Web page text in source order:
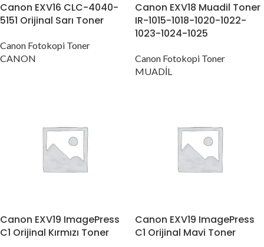
Canon EXV16 CLC-4040-
5151 Orijinal Sarı Toner
Canon Fotokopi Toner
CANON
Canon EXV18 Muadil Toner
IR-1015-1018-1020-1022-
1023-1024-1025
Canon Fotokopi Toner
MUADİL
Canon EXV19 ImagePress
C1 Orijinal Kırmızı Toner
Canon EXV19 ImagePress
C1 Orijinal Mavi Toner